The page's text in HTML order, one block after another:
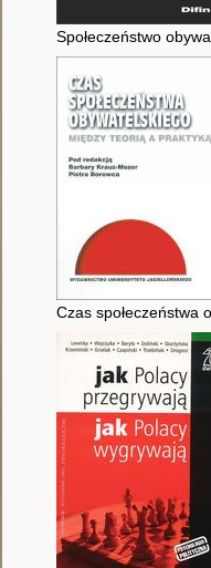
Społeczeństwo
Czas społeczeństwa